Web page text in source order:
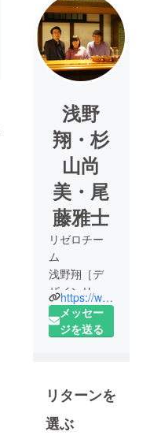
浅野
翔・杉
山尚
美・尾
藤雅士
リゼロチー
ム
浅野翔［デ
ザインリ
サー
チャー］、
尾藤雅士
［Beans
Bitou］
https://www.facebook.com/%E5%96%AB%E8%8C%B6%E3%83%8B%E3%83%A5%E3%83%BC%E3%83%9D%E3%83%94%E3%83%BC-377954889413242/
メッセー
ジを送る
リターンを
選ぶ